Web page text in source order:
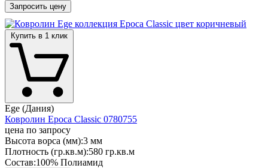
Запросить цену
Купить в 1 клик
Ege (Дания)
Ковролин Epoca Classic 0780755
цена по запросу
Высота ворса (мм):3 мм
Плотность (гр.кв.м):580 гр.кв.м
Состав:100% Полиамид